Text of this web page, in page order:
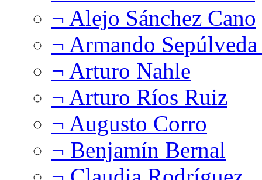
¬ Alejo Sánchez Cano
¬ Armando
¬ Arturo Nahle
¬ Arturo Ríos Ruiz
¬ Augusto Corro
¬ Benjamín Bernal